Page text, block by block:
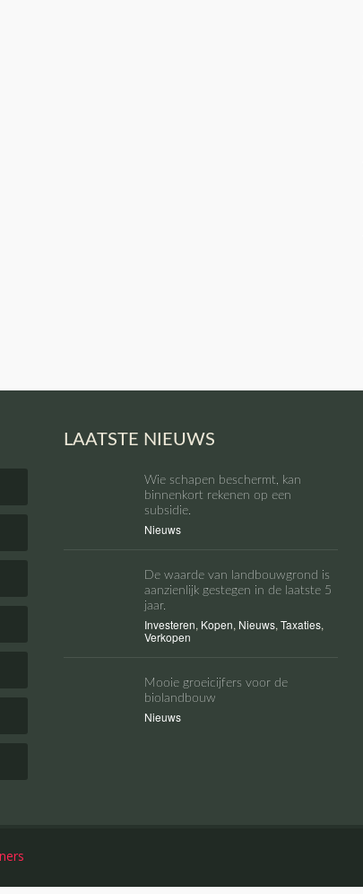
LAATSTE NIEUWS
Wie schapen beschermt, kan
binnenkort rekenen op een
subsidie.
Nieuws
De waarde van landbouwgrond is
aanzienlijk gestegen in de laatste 5
jaar.
Investeren, Kopen, Nieuws, Taxaties,
Verkopen
Mooie groeicijfers voor de
biolandbouw
Nieuws